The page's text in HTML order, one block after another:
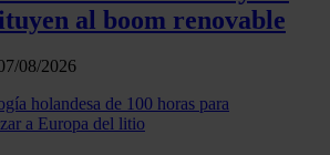
al boom renovable
08/2026